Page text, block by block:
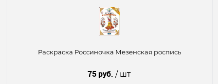
Раскраска Россиночка Мезенская роспись
75 руб. / шт